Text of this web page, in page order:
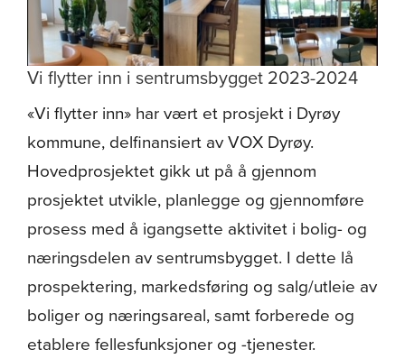
Vi flytter inn i sentrumsbygget 2023-2024
«Vi flytter inn» har vært et prosjekt i Dyrøy
kommune, delfinansiert av VOX Dyrøy.
Hovedprosjektet gikk ut på å gjennom
prosjektet utvikle, planlegge og gjennomføre
prosess med å igangsette aktivitet i bolig- og
næringsdelen av sentrumsbygget. I dette lå
prospektering, markedsføring og salg/utleie av
boliger og næringsareal, samt forberede og
etablere fellesfunksjoner og -tjenester.